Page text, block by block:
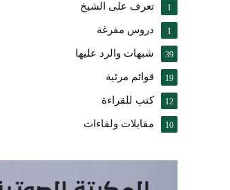
تعرف على الشيخ 1
دروس مفرغة 1
شبهات والرد عليها 39
قوائم مرئية 19
كتب للقراءة 12
مقابلات ولقاءات 10